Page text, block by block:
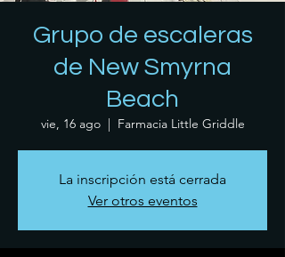
Grupo de escaleras
de New Smyrna
Beach
vie, 16 ago
  |
Farmacia Little Griddle
La inscripción está cerrada
Ver otros eventos